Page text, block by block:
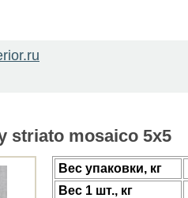
striato mosaico 5x5
Веc упаковки, кг
Вес 1 шт., кг